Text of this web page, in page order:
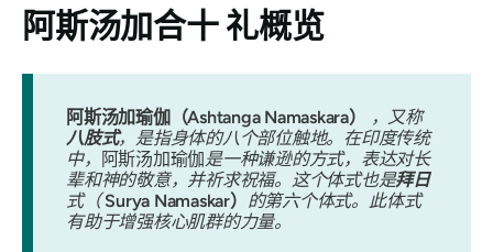
阿斯汤加合十礼概览
阿斯汤加瑜伽（Ashtanga Namaskara）
，又称
八肢式，是指身体的八个部位触地。在印度传统
中，
阿斯汤加瑜伽是一种谦逊的方式，表达对长
辈和神的敬意，并祈求祝福。这个体式也是拜日
式（Surya Namaskar） 的第六个体式。此体式
有助于增强核心肌群的力量。